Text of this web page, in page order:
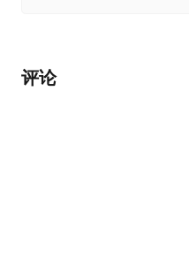
评论